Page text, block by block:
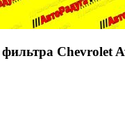
Chevrolet